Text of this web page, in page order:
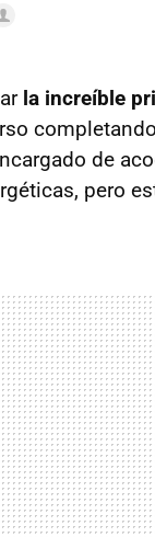
la increíble
de
pero